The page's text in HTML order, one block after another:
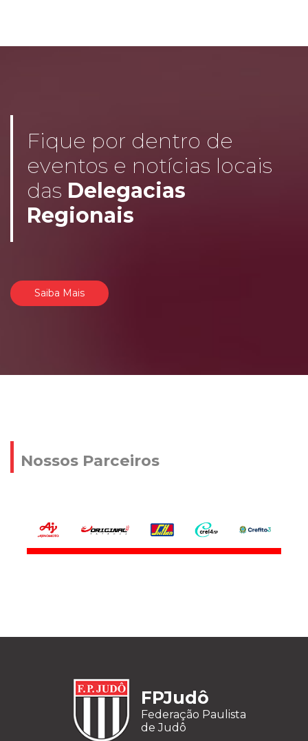
Fique por dentro de
eventos e notícias locais
das Delegacias
Regionais
Saiba Mais
Nossos Parceiros
FPJudô
Federação Paulista
de Judô